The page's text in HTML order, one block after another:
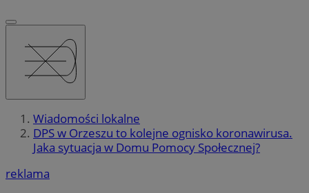
Wiadomości lokalne
DPS w Orzeszu to kolejne ognisko koronawirusa.
Jaka sytuacja w Domu Pomocy Społecznej?
reklama